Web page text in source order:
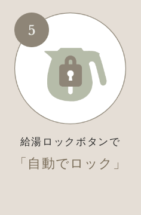
給湯ロックボタンで
「自動でロック」